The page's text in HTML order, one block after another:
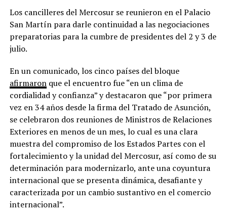
Los cancilleres del Mercosur se reunieron en el Palacio
San Martín para darle continuidad a las negociaciones
preparatorias para la cumbre de presidentes del 2 y 3 de
julio.
En un comunicado, los cinco países del bloque
afirmaronque el encuentro fue “en un clima de
cordialidad y confianza” y destacaron que “por primera
vez en 34 años desde la firma del Tratado de Asunción,
se celebraron dos reuniones de Ministros de Relaciones
Exteriores en menos de un mes, lo cual es una clara
muestra del compromiso de los Estados Partes con el
fortalecimiento y la unidad del Mercosur, así como de su
determinación para modernizarlo, ante una coyuntura
internacional que se presenta dinámica, desafiante y
caracterizada por un cambio sustantivo en el comercio
internacional”.